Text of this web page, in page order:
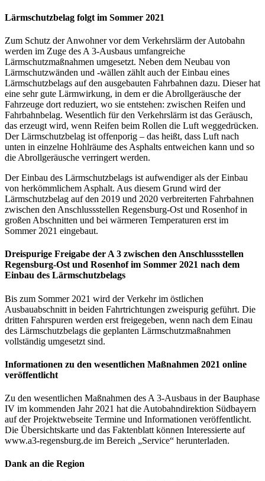
Lärmschutzbelag folgt im Sommer 2021
Zum Schutz der Anwohner vor dem Verkehrslärm der Autobahn
werden im Zuge des A 3-Ausbaus umfangreiche
Lärmschutzmaßnahmen umgesetzt. Neben dem Neubau von
Lärmschutzwänden und -wällen zählt auch der Einbau eines
Lärmschutzbelags auf den ausgebauten Fahrbahnen dazu. Dieser hat
eine sehr gute Lärmwirkung, in dem er die Abrollgeräusche der
Fahrzeuge dort reduziert, wo sie entstehen: zwischen Reifen und
Fahrbahnbelag. Wesentlich für den Verkehrslärm ist das Geräusch,
das erzeugt wird, wenn Reifen beim Rollen die Luft weggedrücken.
Der Lärmschutzbelag ist offenporig – das heißt, dass Luft nach
unten in einzelne Hohlräume des Asphalts entweichen kann und so
die Abrollgeräusche verringert werden.
Der Einbau des Lärmschutzbelags ist aufwendiger als der Einbau
von herkömmlichem Asphalt. Aus diesem Grund wird der
Lärmschutzbelag auf den 2019 und 2020 verbreiterten Fahrbahnen
zwischen den Anschlussstellen Regensburg-Ost und Rosenhof in
großen Abschnitten und bei wärmeren Temperaturen erst im
Sommer 2021 eingebaut.
Dreispurige Freigabe der A 3 zwischen den Anschlussstellen
Regensburg-Ost und Rosenhof im Sommer 2021 nach dem
Einbau des Lärmschutzbelags
Bis zum Sommer 2021 wird der Verkehr im östlichen
Ausbauabschnitt in beiden Fahrtrichtungen zweispurig geführt. Die
dritten Fahrspuren werden erst freigegeben, wenn nach dem Einau
des Lärmschutzbelags die geplanten Lärmschutzmaßnahmen
vollständig umgesetzt sind.
Informationen zu den wesentlichen Maßnahmen 2021 online
veröffentlicht
Zu den wesentlichen Maßnahmen des A 3-Ausbaus in der Bauphase
IV im kommenden Jahr 2021 hat die Autobahndirektion Südbayern
auf der Projektwebseite Termine und Informationen veröffentlicht.
Die Übersichtskarte und das Faktenblatt können Interessierte auf
www.a3-regensburg.de im Bereich „Service“ herunterladen.
Dank an die Region